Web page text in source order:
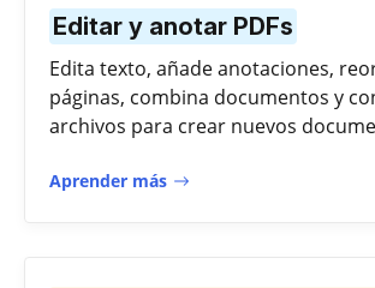
Editar y anotar PDFs
Edita texto, añade anotaciones,
páginas, combina documentos y
archivos para crear nuevos
Aprender más